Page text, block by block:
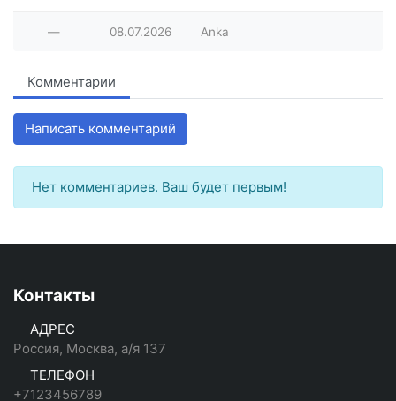
— 08.07.2026 Anka
Комментарии
Написать комментарий
Нет комментариев. Ваш будет первым!
Контакты
АДРЕС
Россия, Москва, а/я 137
ТЕЛЕФОН
+7123456789